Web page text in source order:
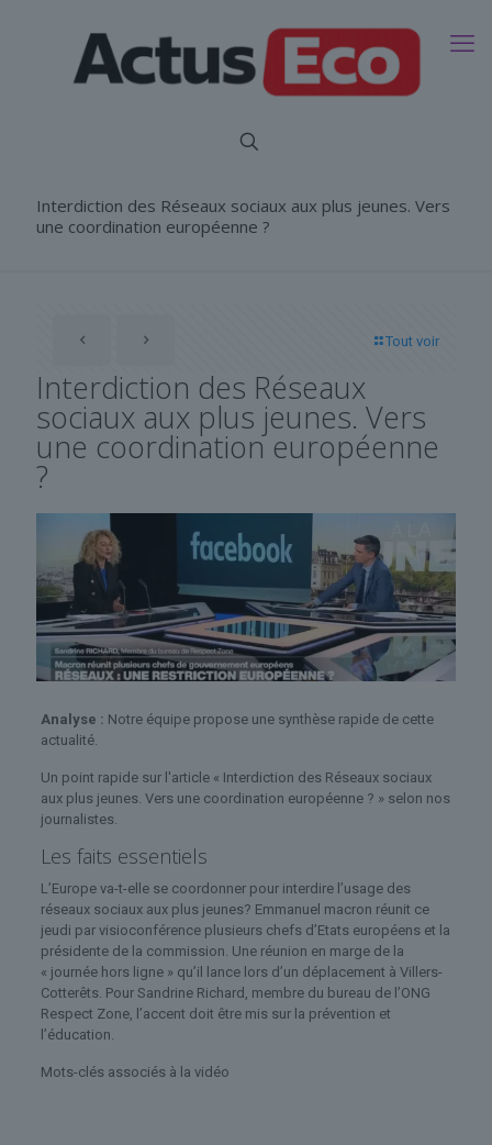
Interdiction des Réseaux sociaux aux plus jeunes. Vers
une coordination européenne ?
Tout voir
Interdiction des Réseaux
sociaux aux plus jeunes. Vers
une coordination européenne
?
Analyse : Notre équipe propose une synthèse rapide de cette
actualité.
Un point rapide sur l'article « Interdiction des Réseaux sociaux
aux plus jeunes. Vers une coordination européenne ? » selon nos
journalistes.
Les faits essentiels
L’Europe va-t-elle se coordonner pour interdire l’usage des
réseaux sociaux aux plus jeunes? Emmanuel macron réunit ce
jeudi par visioconférence plusieurs chefs d’Etats européens et la
présidente de la commission. Une réunion en marge de la
« journée hors ligne » qu’il lance lors d’un déplacement à Villers-
Cotterêts. Pour Sandrine Richard, membre du bureau de l’ONG
Respect Zone, l’accent doit être mis sur la prévention et
l’éducation.
Mots-clés associés à la vidéo